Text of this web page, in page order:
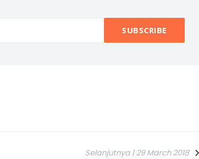
Selanjutnya | 29 March 2018